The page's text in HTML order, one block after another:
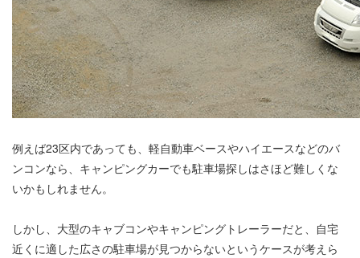
例えば23区内であっても、軽自動車ベースやハイエースなどのバ
ンコンなら、キャンピングカーでも駐車場探しはさほど難しくな
いかもしれません。
しかし、大型のキャブコンやキャンピングトレーラーだと、自宅
近くに適した広さの駐車場が見つからないというケースが考えら